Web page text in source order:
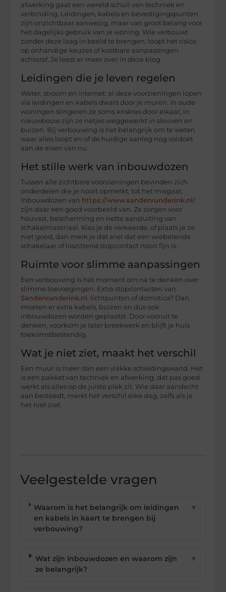
afwerking gaat een wereld schuil van techniek en
verbinding. Leidingen, kabels en bevestigingspunten
zijn onzichtbaar aanwezig, maar van groot belang voor
het dagelijks gebruik van je woning. Wie verbouwt
zonder deze laag in beeld te brengen, loopt het risico
op onhandige keuzes of kostbare aanpassingen
achteraf. Je leest er meer over in deze blog.
Leidingen die je leven regelen
Water, stroom en internet: al deze voorzieningen lopen
via leidingen en kabels dwars door je muren. In oude
woningen slingeren ze soms kriskras door elkaar, in
nieuwbouw zijn ze netjes weggewerkt in sleuven en
buizen. Bij verbouwing is het belangrijk om te weten
waar alles loopt en of de huidige aanleg nog voldoet
aan de eisen van nu.
Het stille werk van inbouwdozen
Tussen alle zichtbare voorzieningen bevinden zich
onderdelen die je nooit opmerkt, tot het misgaat.
Inbouwdozen van https://www.sandervunderink.nl/
zijn daar een goed voorbeeld van. Ze zorgen voor
houvast, bescherming en nette aansluiting van
schakelmateriaal. Kies je de verkeerde, of plaats je ze
niet goed, dan merk je dat snel dat een wiebelende
schakelaar of loszittend stopcontact nooit fijn is.
Ruimte voor slimme aanpassingen
Een verbouwing is hét moment om na te denken over
slimme toevoegingen. Extra stopcontacten van
Sandervunderink.nl , lichtpunten of domotica? Dan
moeten er extra kabels, buizen en dus ook
inbouwdozen worden geplaatst. Door vooruit te
denken, voorkom je later breekwerk en blijft je huis
toekomstbestendig.
Wat je niet ziet, maakt het verschil
Een muur is meer dan een vlakke scheidingswand. Het
is een pakket van techniek en afwerking, dat pas goed
werkt als alles op de juiste plek zit. Wie daar aandacht
aan besteedt, merkt het verschil elke dag, zelfs als je
het niet ziet.
Veelgestelde vragen
Waarom is het belangrijk om leidingen
en kabels in kaart te brengen bij
verbouwing?
▼
Wat zijn inbouwdozen en waarom zijn
ze belangrijk?
▼